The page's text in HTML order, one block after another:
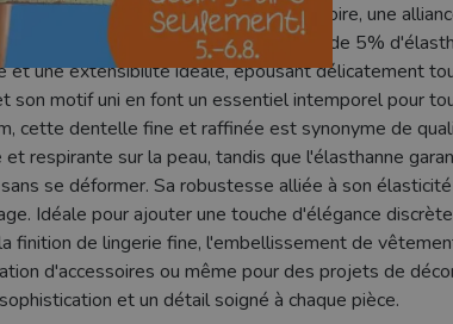
superbe Dentelle de coton élastique noire, une
Composée de 95% de coton et de 5%
et une extensibilité idéale, épousant délicatement
son motif uni en font un essentiel intemporel pour
cette dentelle fine et raffinée est synonyme de
et respirante sur la peau, tandis que l'élasthanne
se déformer. Sa robustesse alliée à son
Idéale pour ajouter une touche d'élégance
finition de lingerie fine, l'embellissement de
d'accessoires ou même pour des projets de
et un détail soigné à chaque pièce.